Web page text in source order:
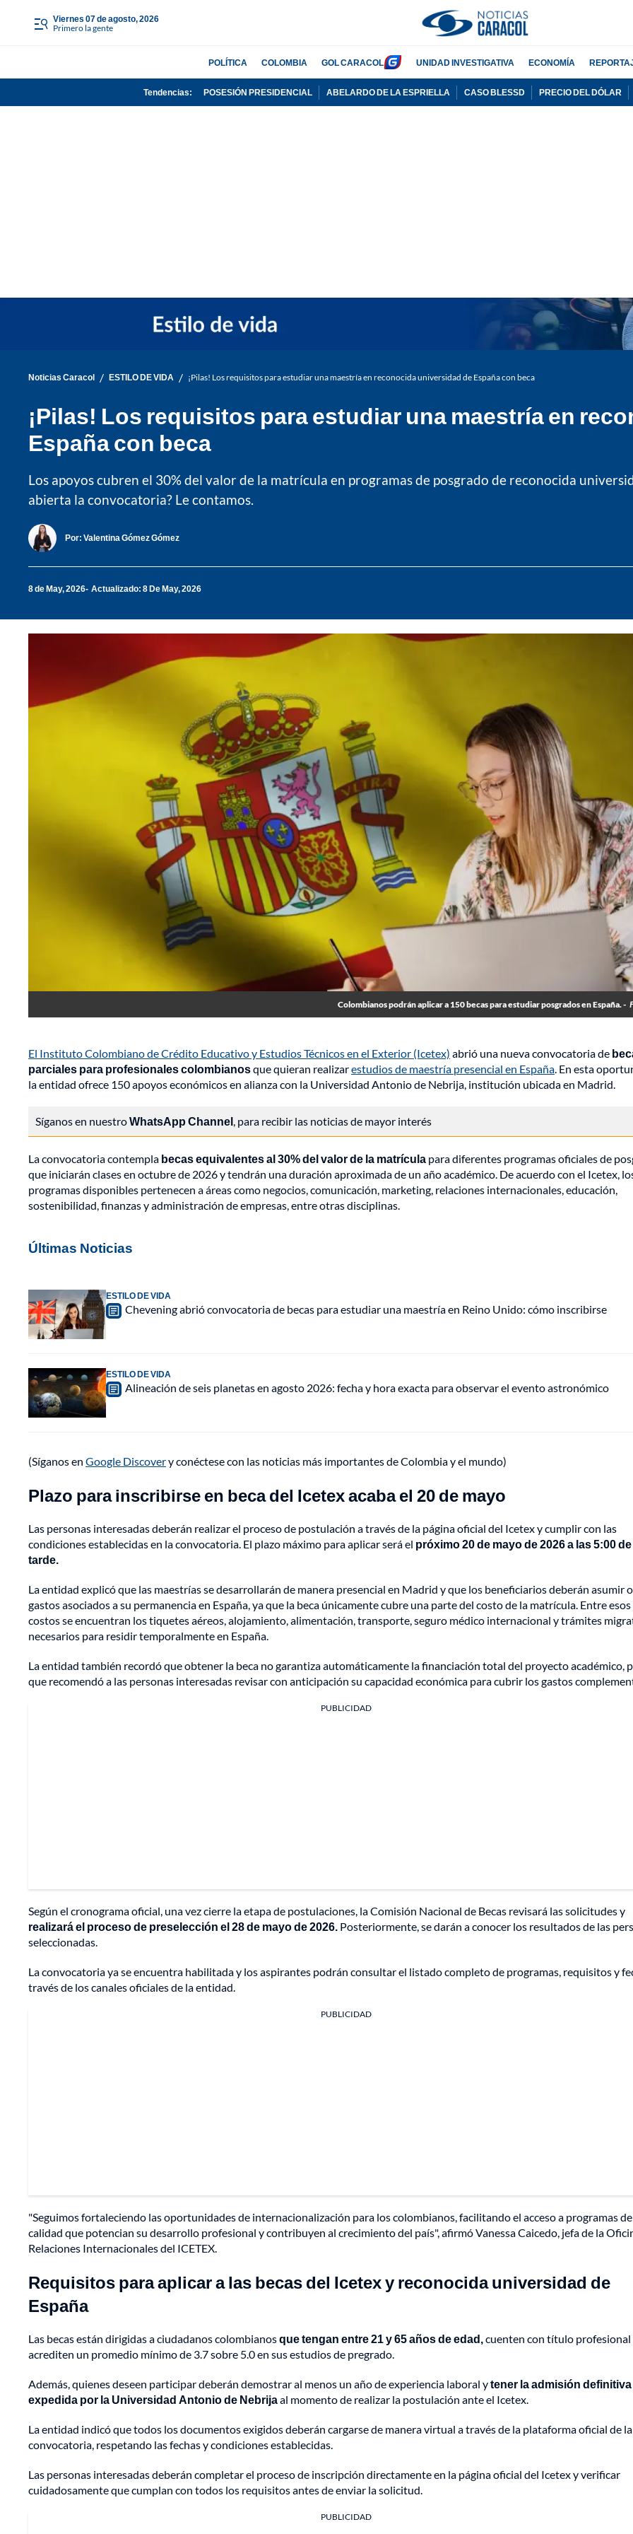
viernes 07 de agosto, 2026
Primero la gente
POLÍTICA COLOMBIA GOL CARACOL UNIDAD INVESTIGATIVA ECONOMÍA
Tendencias: POSESIÓN PRESIDENCIAL ABELARDO DE LA ESPRIELLA CASO BLESSD PRECIO DEL DÓLAR
Noticias Caracol / ESTILO DE VIDA / ¡Pilas! Los requisitos para estudiar una maestría en reconocida universidad de España con beca
¡Pilas! Los requisitos para estudiar una maestría en
España con beca
Los apoyos cubren el 30% del valor de la matrícula en programas de posgrado de reconocida
abierta la convocatoria? Le contamos.
Por: Valentina Gómez Gómez
8 de May, 2026 Actualizado: 8 De May, 2026
Colombianos podrán aplicar a 150 becas para estudiar posgrados en España. -
El Instituto Colombiano de Crédito Educativo y Estudios Técnicos en el Exterior (Icetex) abrió una nueva convocatoria de
parciales para profesionales colombianosque quieran realizarestudios de maestría presencial en España. En esta
la entidad ofrece 150 apoyos económicos en alianza con la Universidad Antonio de Nebrija, institución ubicada en Madrid.
Síganos en nuestroWhatsApp Channel, para recibir las noticias de mayor interés
La convocatoria contempla becas equivalentes al 30% del valor de la matrícula para diferentes programas oficiales de
que iniciarán clases en octubre de 2026 y tendrán una duración aproximada de un año académico. De acuerdo con el Icetex,
programas disponibles pertenecen a áreas como negocios, comunicación, marketing, relaciones internacionales, educación,
sostenibilidad, finanzas y administración de empresas, entre otras disciplinas.
Últimas Noticias
ESTILO DE VIDA
Chevening abrió convocatoria de becas para estudiar una maestría en Reino Unido: cómo inscribirse
ESTILO DE VIDA
Alineación de seis planetas en agosto 2026: fecha y hora exacta para observar el evento astronómico
(Síganos en Google Discovery conéctese con las noticias más importantes de Colombia y el mundo)
Plazo para inscribirse en beca del Icetex acaba el 20 de mayo
Las personas interesadas deberán realizar el proceso de postulación a través de la página oficial del Icetex y cumplir con las
condiciones establecidas en la convocatoria. El plazo máximo para aplicar será el próximo 20 de mayo de 2026 a las 5:00
tarde.
La entidad explicó que las maestrías se desarrollarán de manera presencial en Madrid y que los beneficiarios deberán asumir
gastos asociados a su permanencia en España, ya que la beca únicamente cubre una parte del costo de la matrícula. Entre esos
costos se encuentran los tiquetes aéreos, alojamiento, alimentación, transporte, seguro médico internacional y trámites
necesarios para residir temporalmente en España.
La entidad también recordó que obtener la beca no garantiza automáticamente la financiación total del proyecto académico,
que recomendó a las personas interesadas revisar con anticipación su capacidad económica para cubrir los gastos
PUBLICIDAD
Según el cronograma oficial, una vez cierre la etapa de postulaciones, la Comisión Nacional de Becas revisará las solicitudes y
realizará el proceso de preselección el 28 de mayo de 2026. Posteriormente, se darán a conocer los resultados de las
seleccionadas.
La convocatoria ya se encuentra habilitada y los aspirantes podrán consultar el listado completo de programas, requisitos y
través de los canales oficiales de la entidad.
PUBLICIDAD
"Seguimos fortaleciendo las oportunidades de internacionalización para los colombianos, facilitando el acceso a programas
calidad que potencian su desarrollo profesional y contribuyen al crecimiento del país", afirmó Vanessa Caicedo, jefa de la
Relaciones Internacionales del ICETEX.
Requisitos para aplicar a las becas del Icetex y reconocida universidad de
España
Las becas están dirigidas a ciudadanos colombianosque tengan entre 21 y 65 años de edad,cuenten con título profesional
acrediten un promedio mínimo de 3.7 sobre 5.0 en sus estudios de pregrado.
Además, quienes deseen participar deberán demostrar al menos un año de experiencia laboral ytener la admisión definitiva
expedida por la Universidad Antonio de Nebrijaal momento de realizar la postulación ante el Icetex.
La entidad indicó que todos los documentos exigidos deberán cargarse de manera virtual a través de la plataforma oficial de la
convocatoria, respetando las fechas y condiciones establecidas.
Las personas interesadas deberán completar el proceso de inscripción directamente en la página oficial del Icetex y verificar
cuidadosamente que cumplan con todos los requisitos antes de enviar la solicitud.
PUBLICIDAD